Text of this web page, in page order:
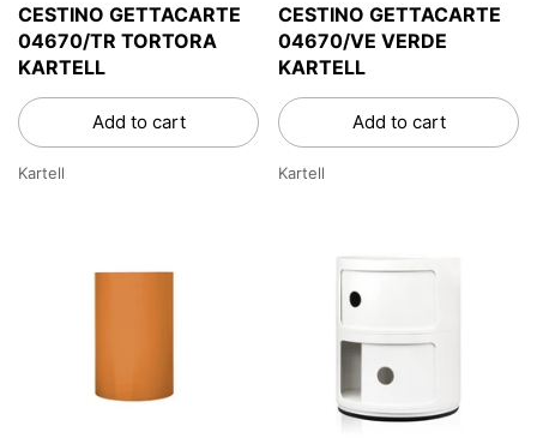
CESTINO GETTACARTE
04670/TR TORTORA
KARTELL
Add to cart
Kartell
CESTINO GETTACARTE
04670/VE VERDE
KARTELL
Add to cart
Kartell